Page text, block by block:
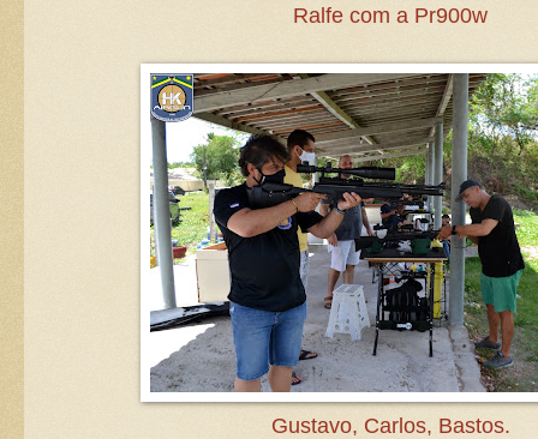
Ralfe com a Pr900w
Gustavo, Carlos, Bastos.